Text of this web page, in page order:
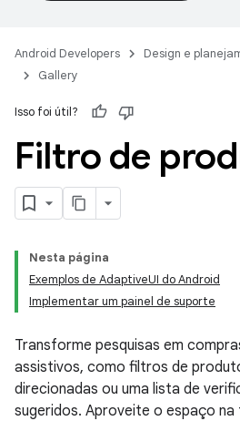
Android Developers Design e
Gallery
Isso foi útil?
Filtro de
Nesta página
Exemplos de AdaptiveUI do Android
Implementar um painel de suporte
Transforme pesquisas em
assistivos, como filtros de
direcionadas ou uma lista de
sugeridos. Aproveite o espaço na